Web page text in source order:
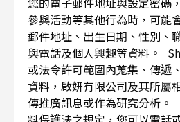
參與活動等其他行為時，可能
郵件地址、出生日期、性別、
與電話及個人興趣等資料。
或法令許可範圍內蒐集、傳遞
資料，啟妍有限公司及其所屬
傳推廣訊息或作為研究分析